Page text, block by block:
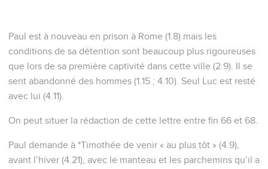
Paul est à nouveau en prison à Rome (1.8) mais les
conditions de sa détention sont beaucoup plus rigoureuses
que lors de sa première captivité dans cette ville (2.9). Il se
sent abandonné des hommes (1.15 ; 4.10). Seul Luc est resté
avec lui (4.11).
On peut situer la rédaction de cette lettre entre fin 66 et 68.
Paul demande à *Timothée de venir « au plus tôt » (4.9),
avant l’hiver (4.21), avec le manteau et les parchemins qu’il a